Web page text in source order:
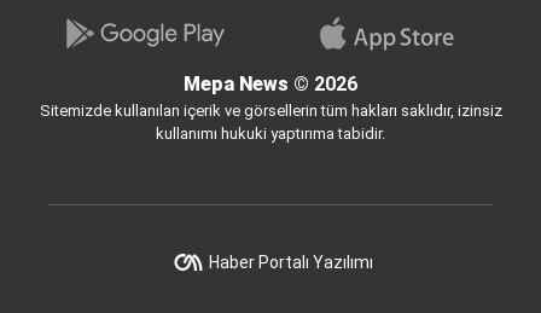
Mepa News © 2026
Sitemizde kullanılan içerik ve görsellerin tüm hakları saklıdır, izinsiz
kullanımı hukuki yaptırıma tabidir.
Haber Portalı Yazılımı